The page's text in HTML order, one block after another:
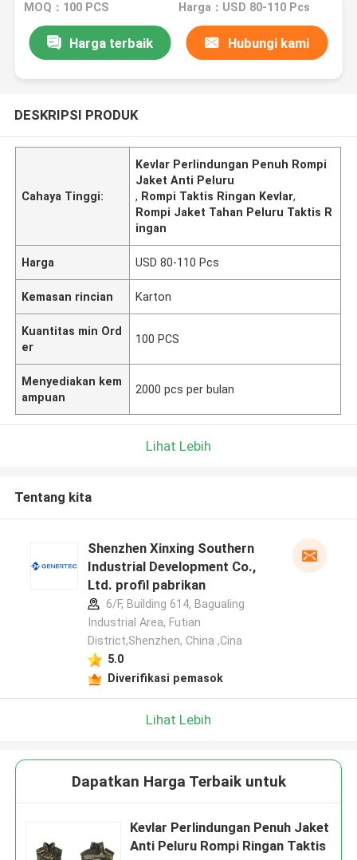
MOQ：100 PCS Harga：USD 80-110 Pcs
Harga terbaik Hubungi kami
DESKRIPSI PRODUK
Cahaya Tinggi:
Kevlar Perlindungan Penuh Rompi
Jaket Anti Peluru
, Rompi Taktis Ringan Kevlar,
Rompi Jaket Tahan Peluru Taktis R
ingan
Harga USD 80-110 Pcs
Kemasan rincian Karton
Kuantitas min Ord
er
100 PCS
Menyediakan kem
ampuan
2000 pcs per bulan
Lihat Lebih
Tentang kita
Shenzhen Xinxing Southern
Industrial Development Co.,
Ltd. profil pabrikan
6/F, Building 614, Bagualing
Industrial Area, Futian
District,Shenzhen, China ,Cina
5.0
Diverifikasi pemasok
Lihat Lebih
Dapatkan Harga Terbaik untuk
Kevlar Perlindungan Penuh Jaket
Anti Peluru Rompi Ringan Taktis